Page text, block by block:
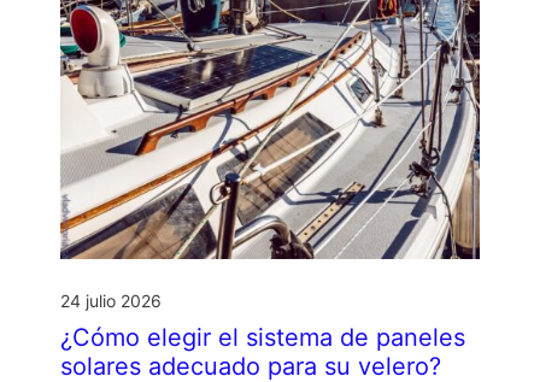
24 julio 2026
¿Cómo elegir el sistema de paneles
solares adecuado para su velero?